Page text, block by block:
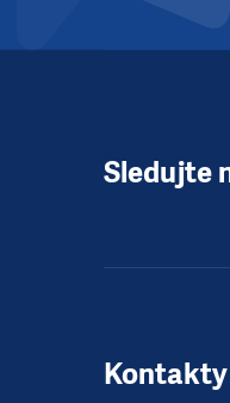
Sledujte
Kontakty